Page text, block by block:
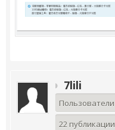
7lili
Пользователи
22 публикации